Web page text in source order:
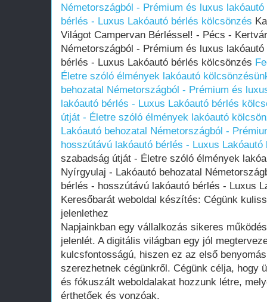
Németországból - Prémium és luxus
bérlés - Luxus Lakóautó bérlés kölcsönzés
Világot Campervan Bérléssel! - Pécs -
Németországból - Prémium és luxus
bérlés - Luxus Lakóautó bérlés kölcsönzés
Életre szóló élmények lakóautó
behozatal Németországból - Prémium és
lakóautó bérlés - Luxus Lakóautó bérlés
útját - Életre szóló élmények lakóautó
Lakóautó behozatal Németországból -
hosszútávú lakóautó bérlés - Luxus
szabadság útját - Életre szóló élmények
Nyírgyulaj - Lakóautó behozatal
bérlés - hosszútávú lakóautó bérlés - Luxus
Keresőbarát weboldal készítés: Cégünk
jelenlethez
Napjainkban egy vállalkozás sikeres
jelenlét. A digitális világban egy jól
kulcsfontosságú, hiszen ez az első
szerezhetnek cégünkről. Cégünk célja, hogy
és fókuszált weboldalakat hozzunk létre,
érthetőek és vonzóak.